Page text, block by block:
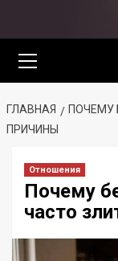
ГЛАВНАЯ
ПОЧЕМУ
ПРИЧИНЫ
Отношения
Почему
часто